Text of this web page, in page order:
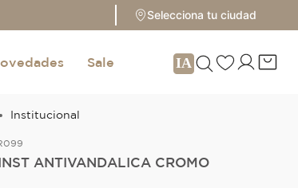
Sale hasta 70%
Selecciona tu ciudad
Sale
Institucional
ANTIVANDALICA CROMO